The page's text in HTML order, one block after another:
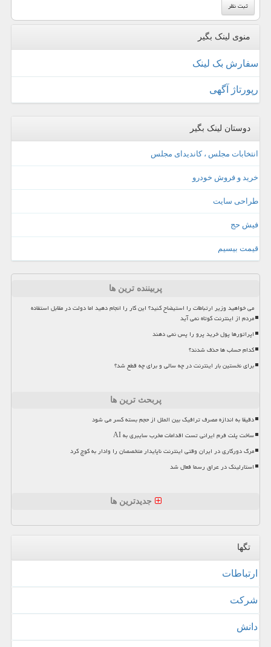
منوی لینک بگیر
سفارش بک لینک
رپورتاژ آگهی
دوستان لینک بگیر
انتخابات مجلس ، کاندیدای مجلس
خرید و فروش خودرو
طراحی سایت
فیش حج
قیمت بیسیم
پربیننده ترین ها
می خواهید وزیر ارتباطات را استیضاح کنید؟ این کار را انجام دهید اما دولت در مقابل استفاده
مردم از اینترنت کوتاه نمی آید
اپراتورها پول خرید پرو را پس نمی دهند
کدام حساب ها حذف شدند؟
برای نخستین بار اینترنت در چه سالی و برای چه قطع شد؟
پربحث ترین ها
دقیقا به اندازه مصرف ترافیک بین الملل از حجم بسته کسر می شود
ساخت پلت فرم ایرانی تست اقدامات مخرب سایبری به AI
مرگ دورکاری در ایران وقتی اینترنت ناپایدار متخصصان را وادار به کوچ کرد
استارلینک در عراق رسما فعال شد
جدیدترین ها
تگها
ارتباطات
شركت
دانش